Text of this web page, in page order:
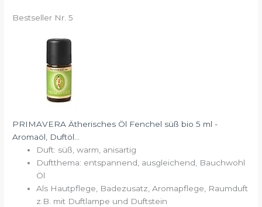
Bestseller Nr. 5
PRIMAVERA Ätherisches Öl Fenchel süß bio 5 ml -
Aromaöl, Duftöl...
Duft: süß, warm, anisartig
Duftthema: entspannend, ausgleichend, Bauchwohl
Öl
Als Hautpflege, Badezusatz, Aromapflege, Raumduft
z.B. mit Duftlampe und Duftstein